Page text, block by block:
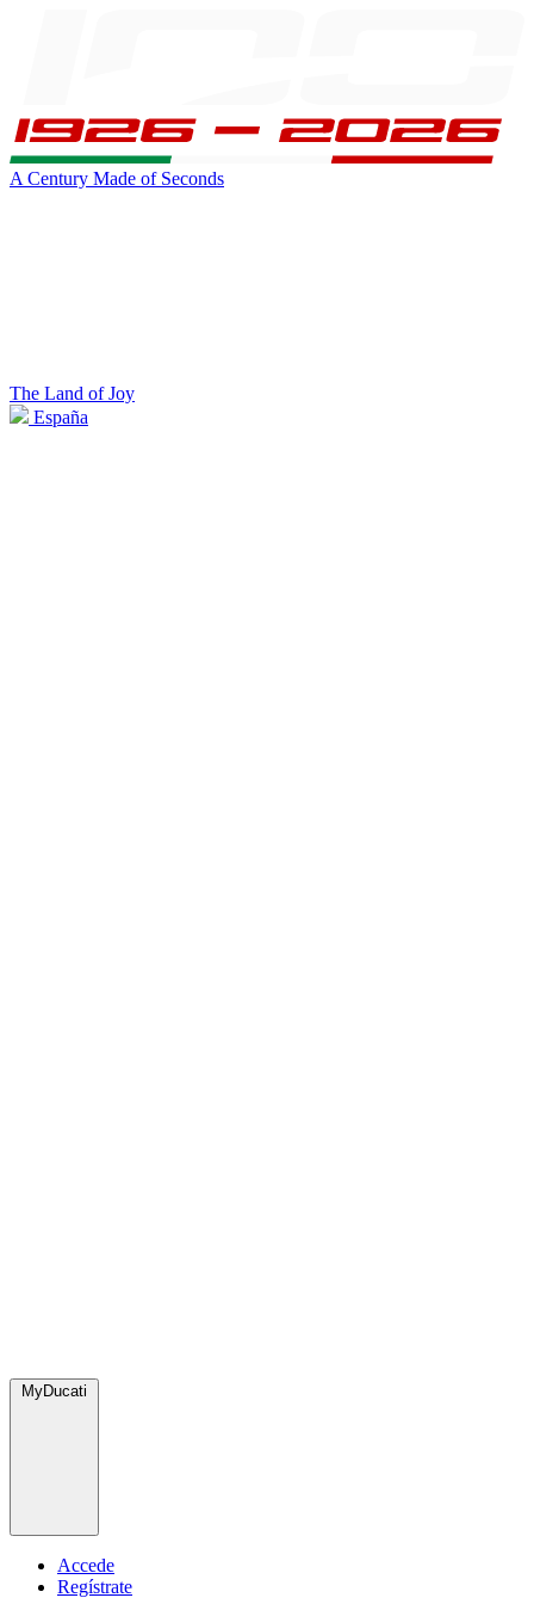
A Century Made of Seconds
The Land of Joy
España
MyDucati
Accede
Regístrate